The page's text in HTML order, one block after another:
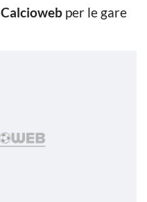
Calcioweb per le gare